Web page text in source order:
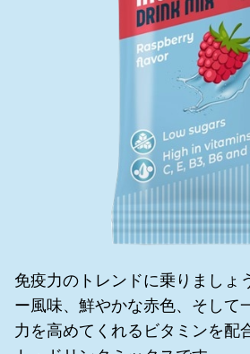
免疫力のトレンドに乗りましょ
ー風味、鮮やかな赤色、そして
力を高めてくれるビタミンを配